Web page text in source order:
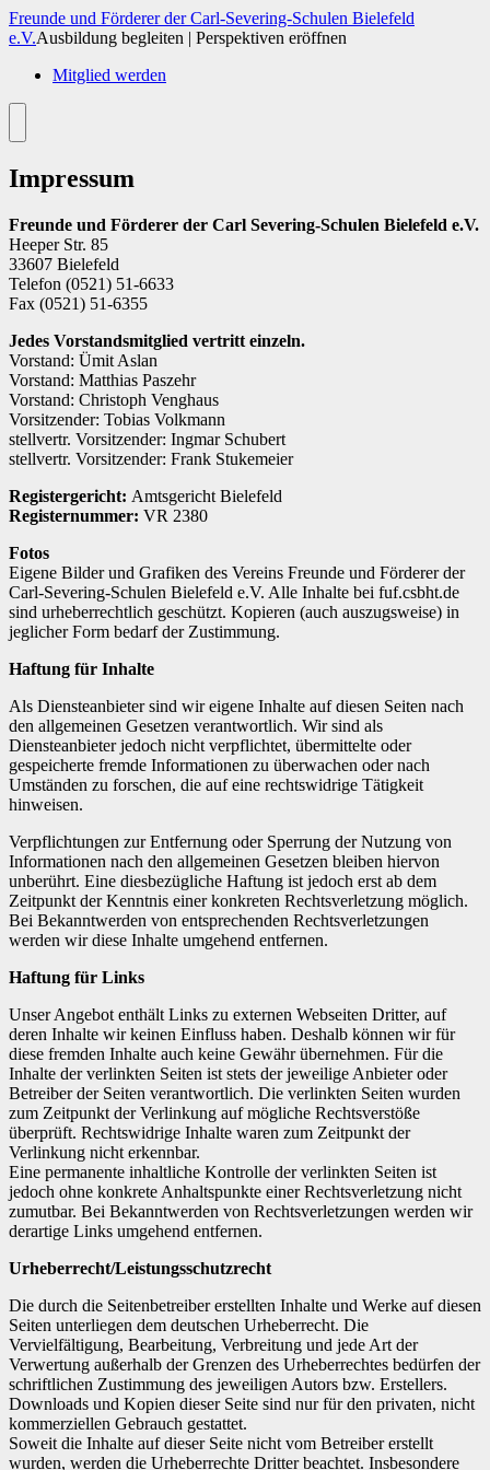
Zum
Inhalt
Freunde und Förderer der Carl-Severing-Schulen Bielefeld
e.V.Ausbildung begleiten | Perspektiven eröffnen
Mitglied werden
Menü
Impressum
Freunde und Förderer der Carl Severing-Schulen Bielefeld e.V.
Heeper Str. 85
33607 Bielefeld
Telefon (0521) 51-6633
Fax (0521) 51-6355
Jedes Vorstandsmitglied vertritt einzeln.
Vorstand: Ümit Aslan
Vorstand: Matthias Paszehr
Vorstand: Christoph Venghaus
Vorsitzender: Tobias Volkmann
stellvertr. Vorsitzender: Ingmar Schubert
stellvertr. Vorsitzender: Frank Stukemeier
Registergericht: Amtsgericht Bielefeld
Registernummer: VR 2380
Fotos
Eigene Bilder und Grafiken des Vereins Freunde und Förderer der
Carl-Severing-Schulen Bielefeld e.V. Alle Inhalte bei fuf.csbht.de
sind urheberrechtlich geschützt. Kopieren (auch auszugsweise) in
jeglicher Form bedarf der Zustimmung.
Haftung für Inhalte
Als Diensteanbieter sind wir eigene Inhalte auf diesen Seiten nach
den allgemeinen Gesetzen verantwortlich. Wir sind als
Diensteanbieter jedoch nicht verpflichtet, übermittelte oder
gespeicherte fremde Informationen zu überwachen oder nach
Umständen zu forschen, die auf eine rechtswidrige Tätigkeit
hinweisen.
Verpflichtungen zur Entfernung oder Sperrung der Nutzung von
Informationen nach den allgemeinen Gesetzen bleiben hiervon
unberührt. Eine diesbezügliche Haftung ist jedoch erst ab dem
Zeitpunkt der Kenntnis einer konkreten Rechtsverletzung möglich.
Bei Bekanntwerden von entsprechenden Rechtsverletzungen
werden wir diese Inhalte umgehend entfernen.
Haftung für Links
Unser Angebot enthält Links zu externen Webseiten Dritter, auf
deren Inhalte wir keinen Einfluss haben. Deshalb können wir für
diese fremden Inhalte auch keine Gewähr übernehmen. Für die
Inhalte der verlinkten Seiten ist stets der jeweilige Anbieter oder
Betreiber der Seiten verantwortlich. Die verlinkten Seiten wurden
zum Zeitpunkt der Verlinkung auf mögliche Rechtsverstöße
überprüft. Rechtswidrige Inhalte waren zum Zeitpunkt der
Verlinkung nicht erkennbar.
Eine permanente inhaltliche Kontrolle der verlinkten Seiten ist
jedoch ohne konkrete Anhaltspunkte einer Rechtsverletzung nicht
zumutbar. Bei Bekanntwerden von Rechtsverletzungen werden wir
derartige Links umgehend entfernen.
Urheberrecht/Leistungsschutzrecht
Die durch die Seitenbetreiber erstellten Inhalte und Werke auf diesen
Seiten unterliegen dem deutschen Urheberrecht. Die
Vervielfältigung, Bearbeitung, Verbreitung und jede Art der
Verwertung außerhalb der Grenzen des Urheberrechtes bedürfen der
schriftlichen Zustimmung des jeweiligen Autors bzw. Erstellers.
Downloads und Kopien dieser Seite sind nur für den privaten, nicht
kommerziellen Gebrauch gestattet.
Soweit die Inhalte auf dieser Seite nicht vom Betreiber erstellt
wurden, werden die Urheberrechte Dritter beachtet. Insbesondere